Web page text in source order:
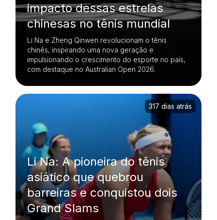
impacto dessas estrelas
chinesas no tênis mundial
Li Na e Zheng Qinwen revolucionam o tênis
chinês, inspirando uma nova geração e
impulsionando o crescimento do esporte no país,
com destaque no Australian Open 2026.
Li Na: A pioneira do tênis
asiático que quebrou
barreiras e conquistou dois
Grand Slams
317 dias atrás